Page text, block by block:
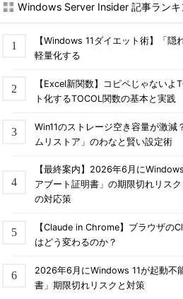
Windows Server Insider 記事ランキ
【Windows 11ダイエット術】「
軽量化する
【Excel新関数】コピペじゃない
ト化するTOCOL関数の基本と実践
Win11のストレージ空き容量が激
ムリストア」のわなと賢い設定術
【最終案内】2026年6月に
アブート証明書」の期限切れリス
の対応策
【Claude in Chrome】ブラウザの
はどう変わるのか？
2026年6月にWindows 11が起動
書」期限切れリスクと対策